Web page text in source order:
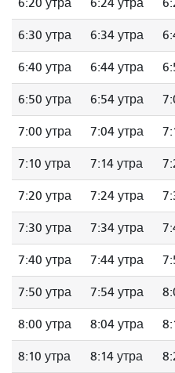
6:20 утра 6:24 утра
6:30 утра 6:34 утра
6:40 утра 6:44 утра
6:50 утра 6:54 утра
7:00 утра 7:04 утра
7:10 утра 7:14 утра
7:20 утра 7:24 утра
7:30 утра 7:34 утра
7:40 утра 7:44 утра
7:50 утра 7:54 утра
8:00 утра 8:04 утра
8:10 утра 8:14 утра